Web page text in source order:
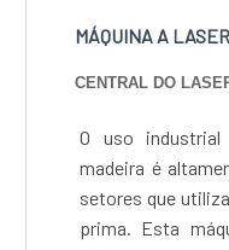
MÁQUINA A
CENTRAL DO
O uso
madeira é
setores que
prima. Esta